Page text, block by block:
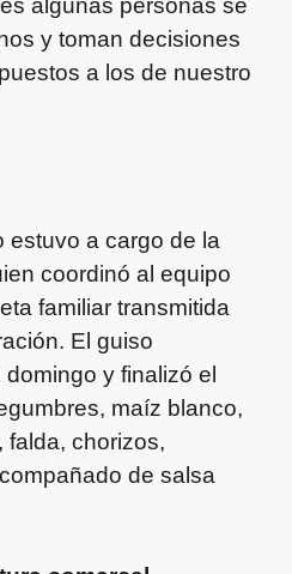
algunas personas se
y toman decisiones
a los de nuestro
estuvo a cargo de la
coordinó al equipo
familiar transmitida
El guiso
y finalizó el
maíz blanco,
falda, chorizos,
de salsa